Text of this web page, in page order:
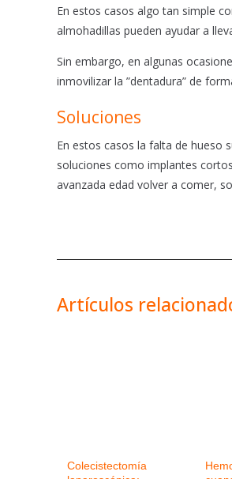
En estos casos algo tan simple
almohadillas pueden ayudar a
Sin embargo, en algunas
inmovilizar la ”dentadura” de
Soluciones
En estos casos la falta de hueso
soluciones como implantes
avanzada edad volver a comer,
Artículos
Colecistectomía